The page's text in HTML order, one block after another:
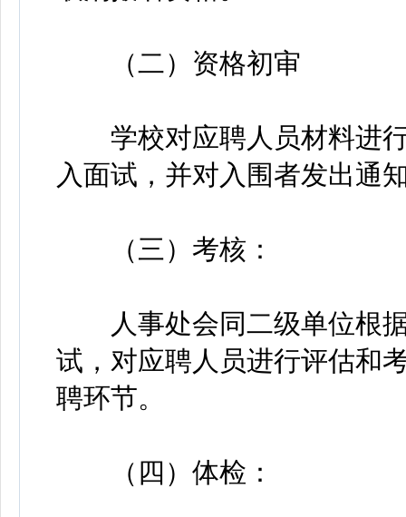
（二）资格初审
学校对应聘人员材料进行
入面试，并对入围者发出通
（三）考核：
人事处会同二级单位根据
试，对应聘人员进行评估和
聘环节。
（四）体检：